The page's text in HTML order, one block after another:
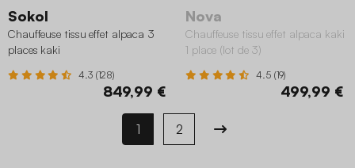
Sokol
Chauffeuse tissu effet alpaca 3
places kaki
4.3 (128)
849,99 €
Nova
Chauffeuse tissu effet alpaca kaki
1 place (lot de 3)
4.5 (19)
499,99 €
1 2